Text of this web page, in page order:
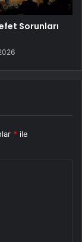
Sorunları
* ile